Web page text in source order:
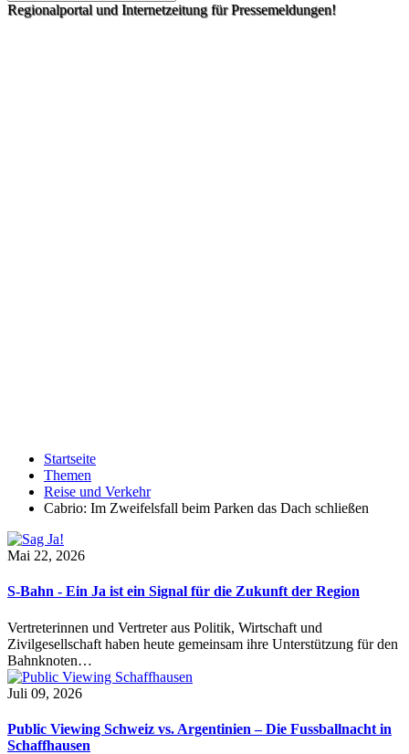
Regionalportal und Internetzeitung für Pressemeldungen!
Startseite
Themen
Reise und Verkehr
Cabrio: Im Zweifelsfall beim Parken das Dach schließen
Mai 22, 2026
S-Bahn - Ein Ja ist ein Signal für die Zukunft der Region
Vertreterinnen und Vertreter aus Politik, Wirtschaft und
Zivilgesellschaft haben heute gemeinsam ihre Unterstützung für den
Bahnknoten…
Juli 09, 2026
Public Viewing Schweiz vs. Argentinien – Die Fussballnacht in
Schaffhausen